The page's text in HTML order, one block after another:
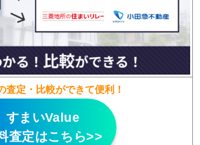
査定・比較ができて便利！
すまいValue
査定はこちら>>